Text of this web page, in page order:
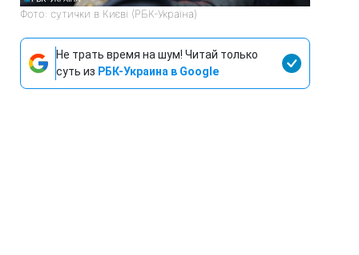
Фото: сутички в Києві (РБК-Україна)
Не трать время на шум! Читай только
суть из РБК-Украина в Google